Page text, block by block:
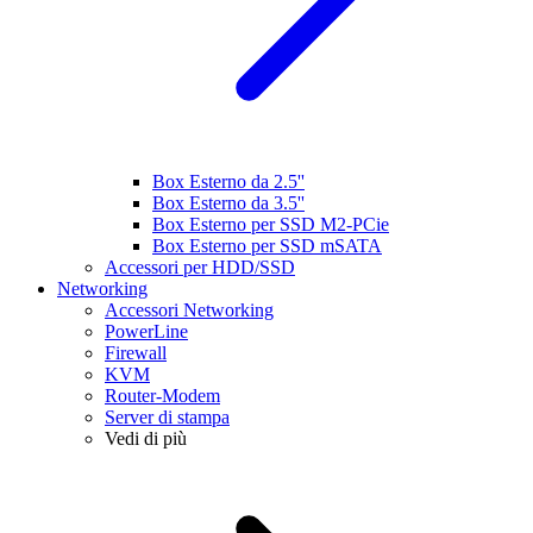
Box Esterno da 2.5''
Box Esterno da 3.5''
Box Esterno per SSD M2-PCie
Box Esterno per SSD mSATA
Accessori per HDD/SSD
Networking
Accessori Networking
PowerLine
Firewall
KVM
Router-Modem
Server di stampa
Vedi di più